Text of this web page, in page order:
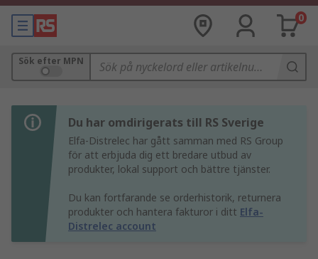
0
Sök efter MPN
Du har omdirigerats till RS Sverige
Elfa-Distrelec har gått samman med RS Group
för att erbjuda dig ett bredare utbud av
produkter, lokal support och bättre tjänster.
Du kan fortfarande se orderhistorik, returnera
produkter och hantera fakturor i ditt Elfa-
Distrelec account